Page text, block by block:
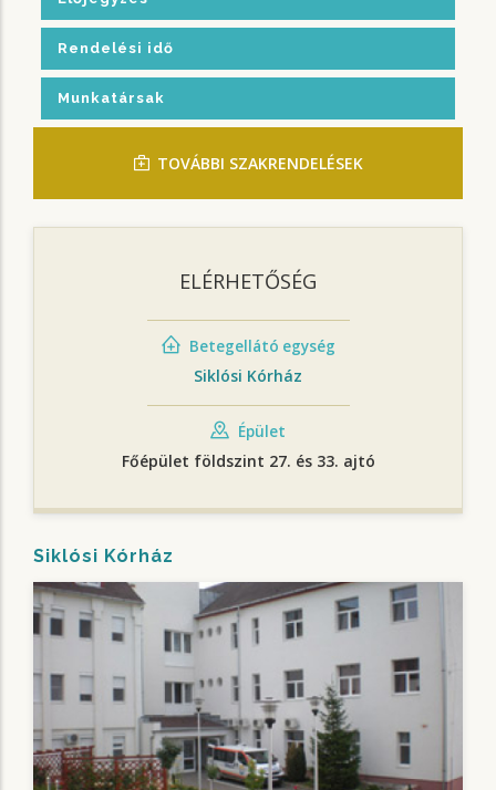
Rendelési idő
Munkatársak
TOVÁBBI SZAKRENDELÉSEK
ELÉRHETŐSÉG
Betegellátó egység
Siklósi Kórház
Épület
Főépület földszint 27. és 33. ajtó
Siklósi Kórház